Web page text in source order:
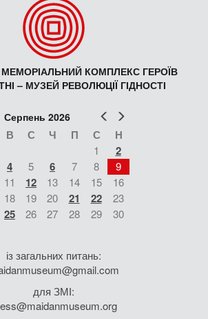
КОМПЛЕКС ГЕРОЇВ
– МУЗЕЙ РЕВОЛЮЦІЇ ГІДНОСТІ
Попер
Серпень 2026
В С Ч П С Н
1 2
4 5 6 7 8
9
11 12 13 14 15
16
18 19 20 21 22
23
25 26 27 28 29
30
із загальних питань:
для ЗМІ: